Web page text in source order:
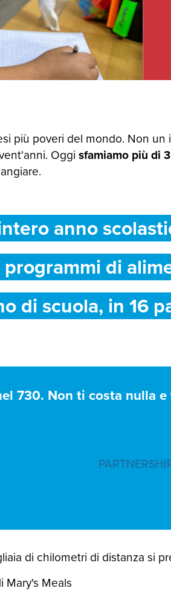
più poveri del mondo. Non un
Oggi sfamiamo più di
anno
di
di scuola, in 16
730. Non ti costa nulla
di chilometri di distanza si
Mary's Meals